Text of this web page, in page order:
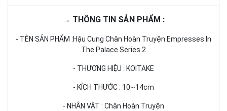
→ THÔNG TIN SẢN PHẨM :
- TÊN SẢN PHẨM :Hậu Cung Chân Hoàn Truyện Empresses In
The Palace Series 2
- THƯƠNG HIỆU : KOITAKE
- KÍCH THƯỚC : 10~14cm
- NHÂN VẬT : Chân Hoàn Truyện